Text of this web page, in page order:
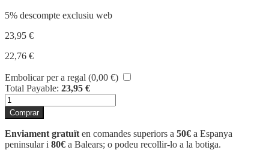
5% descompte exclusiu web
23,95 €
22,76 €
Embolicar per a regal (0,00 €)
Total Payable: 23,95 €
quantitat
de
LOS
AÑOS
LEJANOS
Comprar
Enviament gratuït en comandes superiors a 50€ a Espanya
peninsular i 80€ a Balears; o podeu recollir-lo a la botiga.